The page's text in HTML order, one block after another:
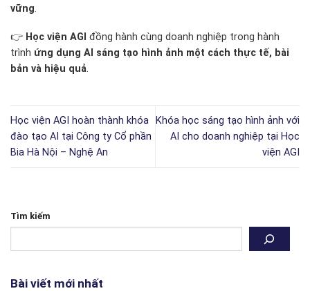
vững.
👉 Học viện AGI đồng hành cùng doanh nghiệp trong hành
trình ứng dụng AI sáng tạo hình ảnh một cách thực tế, bài
bản và hiệu quả.
Học viện AGI hoàn thành khóa
đào tạo AI tại Công ty Cổ phần
Bia Hà Nội – Nghệ An
Khóa học sáng tạo hình ảnh với
AI cho doanh nghiệp tại Học
viện AGI
Tìm kiếm
Bài viết mới nhất